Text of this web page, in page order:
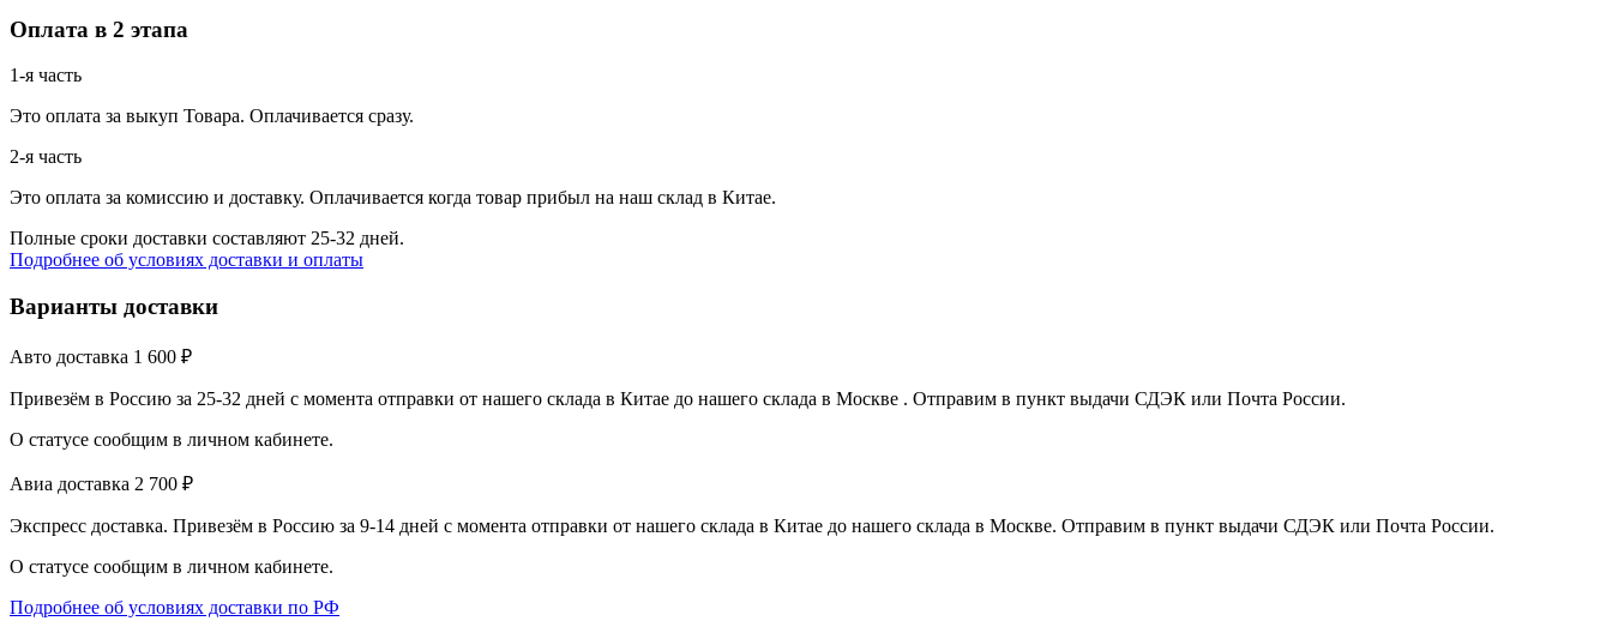
Оплата в 2 этапа
1-я часть
Это оплата за выкуп Товара. Оплачивается сразу.
2-я часть
Это оплата за комиссию и доставку. Оплачивается когда товар прибыл на наш склад в Китае.
Полные сроки доставки составляют 25-32 дней.
Подробнее об условиях доставки и оплаты
Варианты доставки
Авто доставка 1 600 ₽
Привезём в Россию за 25-32 дней с момента отправки от нашего склада в Китае до нашего склада в Москве . Отправим в пункт выдачи СДЭК или Почта России.
О статусе сообщим в личном кабинете.
Авиа доставка 2 700 ₽
Экспресс доставка. Привезём в Россию за 9-14 дней с момента отправки от нашего склада в Китае до нашего склада в Москве. Отправим в пункт выдачи СДЭК или Почта России.
О статусе сообщим в личном кабинете.
Подробнее об условиях доставки по РФ